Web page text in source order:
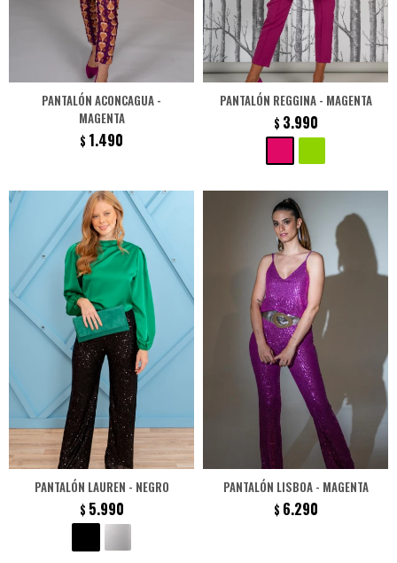
PANTALÓN ACONCAGUA -
MAGENTA
$ 1.490
PANTALÓN REGGINA - MAGENTA
$ 3.990
PANTALÓN LAUREN - NEGRO
$ 5.990
PANTALÓN LISBOA - MAGENTA
$ 6.290